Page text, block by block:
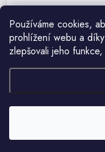
Používáme cookies,
prohlížení webu a
zlepšovali jeho
Akční ceny
Půjčovna Kontaktuje nás
Vrácení a reklamace
Obchodní podmínky pro
Zásady používání cookies
Vložením e-mailu
Potřebujete